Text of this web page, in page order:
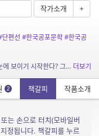
작가소개 +
편선 #한국공포문학#한국공
소개: 어느 날부터 의문의 여섯 개 숫자가 눈에 보이기 시작한다? 그 숫자들이 의미하는 것은 무엇인가. 더보기
2 책갈피 작품소개
는 손으로 터치(모바일버
정됩니다. 책갈피를 누르